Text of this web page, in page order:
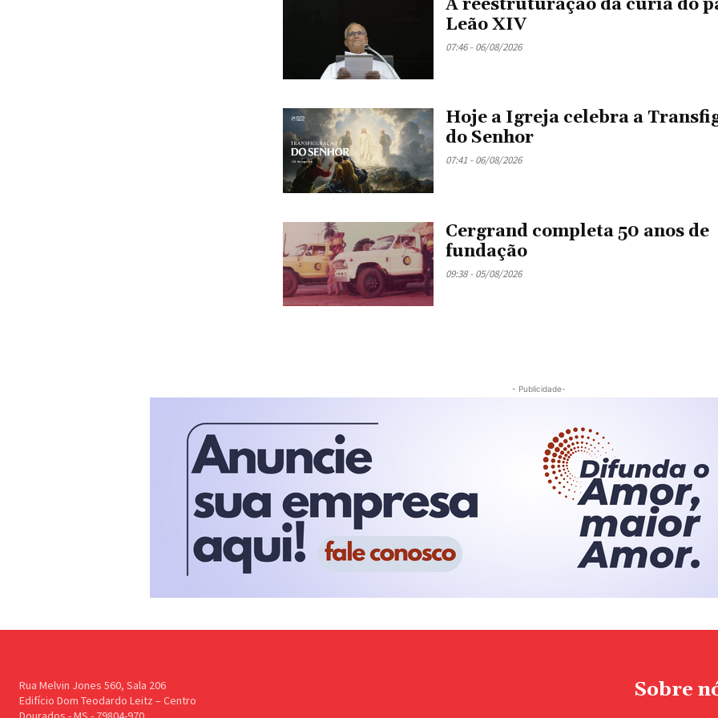
A reestruturação da cúria do
Leão XIV
07:46 - 06/08/2026
Hoje a Igreja celebra a
do Senhor
07:41 - 06/08/2026
Cergrand completa 50 anos de
fundação
09:38 - 05/08/2026
- Publicidade-
Rua Melvin Jones 560, Sala 206
Edifício Dom Teodardo Leitz – Centro
Sobre